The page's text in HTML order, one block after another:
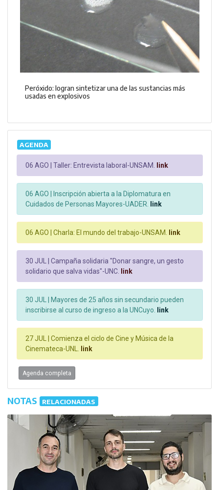
Peróxido: logran sintetizar una de las sustancias más
usadas en explosivos
AGENDA
06 AGO | Taller: Entrevista laboral-UNSAM. link
06 AGO | Inscripción abierta a la Diplomatura en
Cuidados de Personas Mayores-UADER. link
06 AGO | Charla: El mundo del trabajo-UNSAM. link
30 JUL | Campaña solidaria "Donar sangre, un gesto
solidario que salva vidas"-UNC. link
30 JUL | Mayores de 25 años sin secundario pueden
inscribirse al curso de ingreso a la UNCuyo. link
27 JUL | Comienza el ciclo de Cine y Música de la
Cinemateca-UNL.
link
Agenda completa
NOTAS RELACIONADAS